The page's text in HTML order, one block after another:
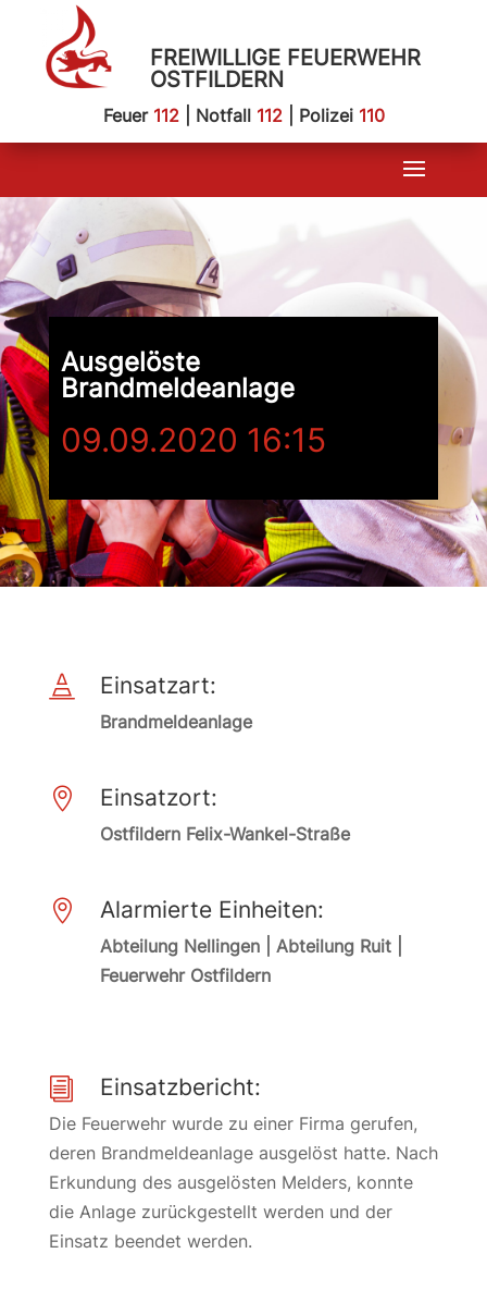
FREIWILLIGE FEUERWEHR
OSTFILDERN
Feuer 112| Notfall 112| Polizei 110
Ausgelöste
Brandmeldeanlage
09.09.2020 16:15
 Einsatzart:
Brandmeldeanlage
 Einsatzort:
Ostfildern Felix-Wankel-Straße
 Alarmierte Einheiten:
Abteilung Nellingen | Abteilung Ruit |
Feuerwehr Ostfildern
i Einsatzbericht:
Die Feuerwehr wurde zu einer Firma gerufen,
deren Brandmeldeanlage ausgelöst hatte. Nach
Erkundung des ausgelösten Melders, konnte
die Anlage zurückgestellt werden und der
Einsatz beendet werden.